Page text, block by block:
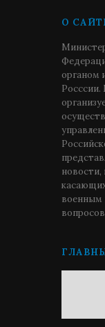
О
органом
новости,
военным